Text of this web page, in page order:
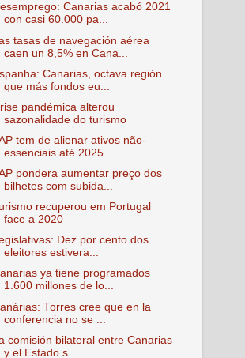
Canarias acabó 2021
con casi 60.000 pa...
tasas de navegación aérea
caen un 8,5% en Cana...
Canarias, octava región
que más fondos eu...
pandémica alterou
sazonalidade do turismo
tem de alienar ativos não-
essenciais até 2025 ...
pondera aumentar preço dos
bilhetes com subida...
recuperou em Portugal
face a 2020
Dez por cento dos
eleitores estivera...
ya tiene programados
1.600 millones de lo...
Torres cree que en la
conferencia no se ...
comisión bilateral entre Canarias
y el Estado s...